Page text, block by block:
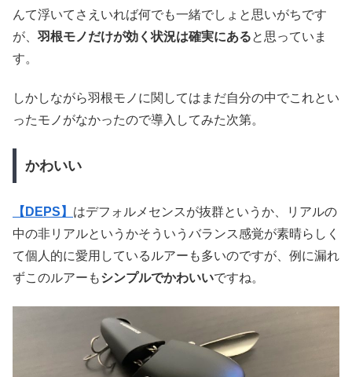
んて浮いてさえいれば何でも一緒でしょと思いがちです
が、 羽根モノだけが効く状況は確実にあると思っていま
す。
しかしながら羽根モノに関してはまだ自分の中でこれとい
ったモノがなかったので導入してみた次第。
かわいい
【DEPS】 はデフォルメセンスが抜群というか、リアルの
中の非リアルというかそういうバランス感覚が素晴らしく
て個人的に愛用しているルアーも多いのですが、例に漏れ
ずこのルアーもシンプルでかわいいですね。